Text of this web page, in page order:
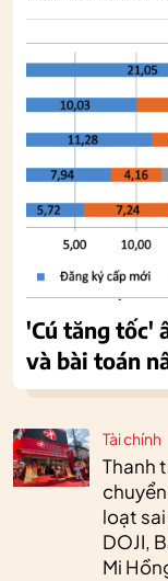
Tài chính
Thanh
loạt sai
DOJI,
Mi
'Cú tăng tốc'
và bài toán